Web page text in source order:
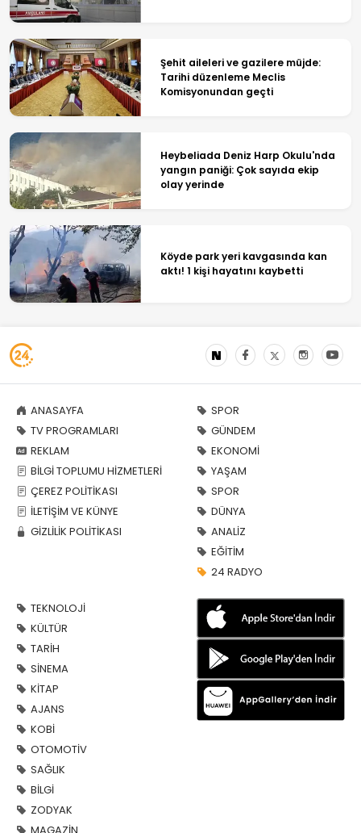
Şehit aileleri ve gazilere müjde:
Tarihi düzenleme Meclis
Komisyonundan geçti
Heybeliada Deniz Harp Okulu'nda
yangın paniği: Çok sayıda ekip
olay yerinde
Köyde park yeri kavgasında kan
aktı! 1 kişi hayatını kaybetti
ANASAYFA
TV PROGRAMLARI
REKLAM
BİLGİ TOPLUMU HİZMETLERİ
ÇEREZ POLİTİKASI
İLETİŞİM VE KÜNYE
GİZLİLİK POLİTİKASI
SPOR
GÜNDEM
EKONOMİ
YAŞAM
SPOR
DÜNYA
ANALİZ
EĞİTİM
24 RADYO
TEKNOLOJİ
KÜLTÜR
TARİH
SİNEMA
KİTAP
AJANS
KOBİ
OTOMOTİV
SAĞLIK
BİLGİ
ZODYAK
MAGAZİN